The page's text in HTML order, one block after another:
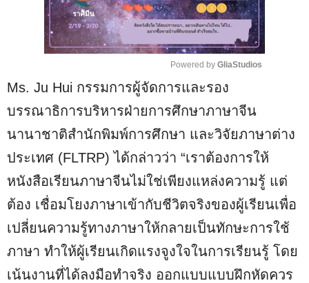
M
u
e
Powered by GliaStudios
Ms. Ju Hui กรรมการผู้จัดการและรอง
บรรณาธิการบริหารฝ่ายการศึกษาภาษาจีน
นานาชาติสำนักพิมพ์การศึกษา และวิจัยภาษาต่าง
ประเทศ (FLTRP) ได้กล่าวว่า “เราต้องการให้
หนังสือเรียนภาษาจีนไม่ใช่เพียงแหล่งความรู้ แต่
ต้อง เชื่อมโยงภาษาเข้ากับชีวิตจริงของผู้เรียนเพื่อ
เปลี่ยนความรู้ทางภาษาให้กลายเป็นทักษะการใช้
ภาษา ทำให้ผู้เรียนเกิดแรงจูงใจในการเรียนรู้ โดย
เน้นงานที่ได้ลงมือทำจริง ออกแบบแบบฝึกหัดควร